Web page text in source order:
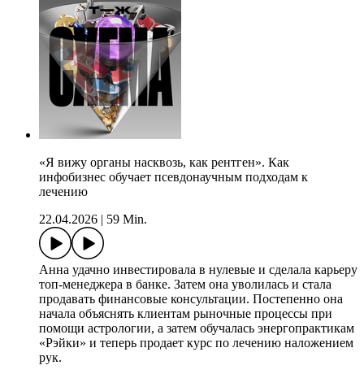
«Я вижу органы насквозь, как рентген». Как
инфобизнес обучает псевдонаучным подходам к
лечению
22.04.2026
59 Min.
Анна удачно инвестировала в нулевые и сделала карьеру
топ-менеджера в банке. Затем она уволилась и стала
продавать финансовые консультации. Постепенно она
начала объяснять клиентам рыночные процессы при
помощи астрологии, а затем обучалась энергопрактикам
«Рэйки» и теперь продает курс по лечению наложением
рук.